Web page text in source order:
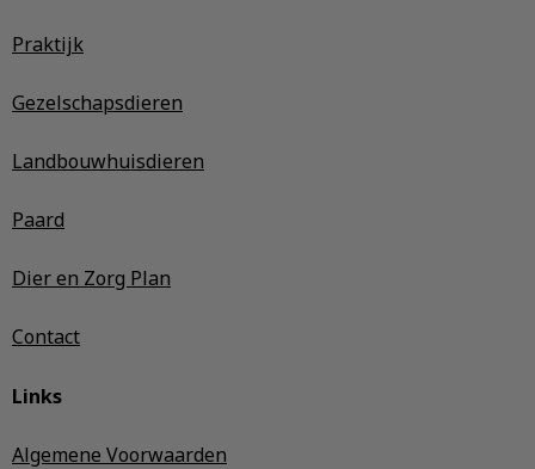
Praktijk
Gezelschapsdieren
Landbouwhuisdieren
Paard
Dier en Zorg Plan
Contact
Links
Algemene Voorwaarden